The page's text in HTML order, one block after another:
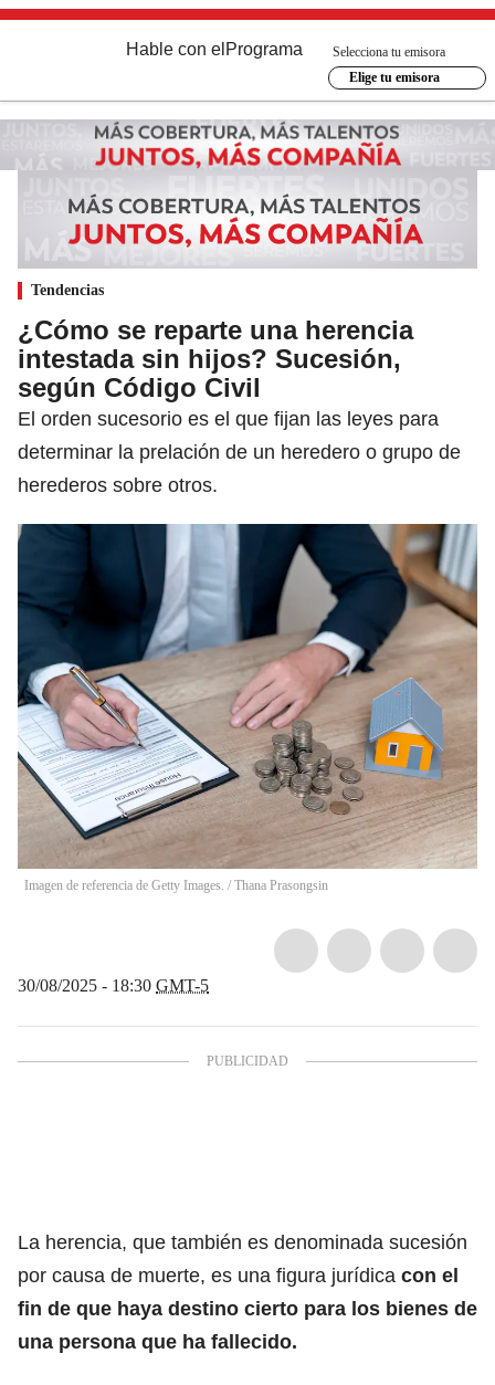
Hable con el Programa
Selecciona tu emisora
Elige tu emisora
Tendencias
¿Cómo se reparte una herencia
intestada sin hijos? Sucesión,
según Código Civil
El orden sucesorio es el que fijan las leyes para
determinar la prelación de un heredero o grupo de
herederos sobre otros.
Imagen de referencia de Getty Images. / Thana Prasongsin
30/08/2025 - 18:30 GMT-5
La herencia, que también es denominada sucesión
por causa de muerte, es una figura jurídica con el
fin de que haya destino cierto para los bienes de
una persona que ha fallecido.